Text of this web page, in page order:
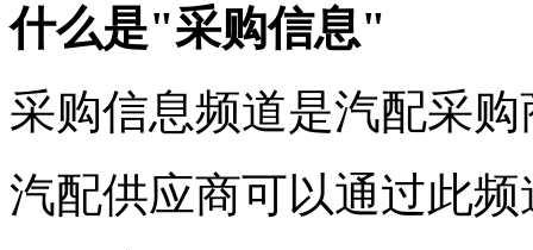
什么是"采购信息"
采购信息频道是汽配采
汽配供应商可以通过此